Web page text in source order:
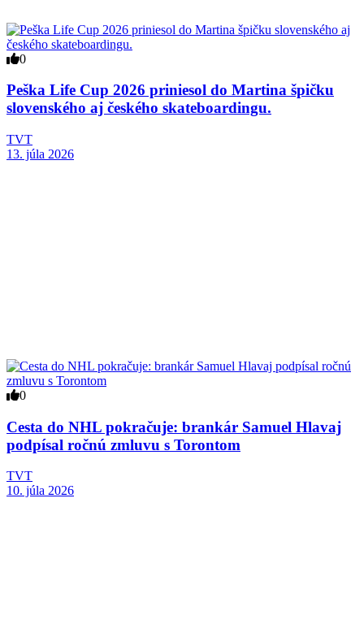
0
Peška Life Cup 2026 priniesol do Martina špičku
slovenského aj českého skateboardingu.
TVT
13. júla 2026
0
Cesta do NHL pokračuje: brankár Samuel Hlavaj
podpísal ročnú zmluvu s Torontom
TVT
10. júla 2026